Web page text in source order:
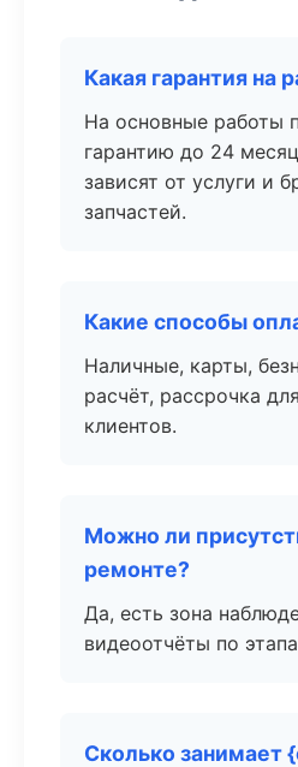
Какая гарантия на
На основные работы
гарантию до 24
зависят от услуги и
запчастей.
Какие способы
Наличные, карты,
расчёт, рассрочка
клиентов.
Можно ли
ремонте?
Да, есть зона
видеоотчёты по
Сколько занимает